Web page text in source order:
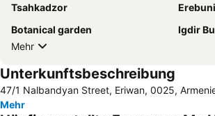
Tsahkadzor
Erebuni
Botanical garden
Igdir
Mehr
Unterkunftsbeschreibung
47/1 Nalbandyan Street, Eriwan, 0025,
Mehr